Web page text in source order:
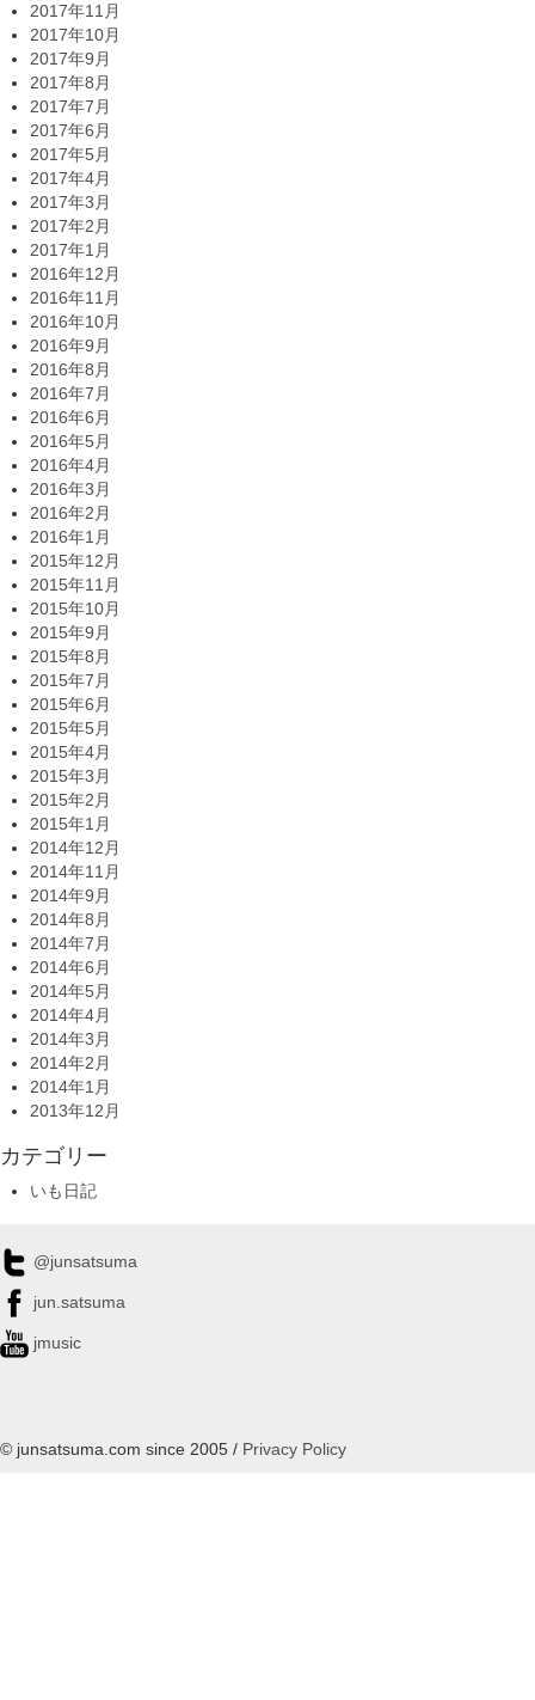
2017年11月
2017年10月
2017年9月
2017年8月
2017年7月
2017年6月
2017年5月
2017年4月
2017年3月
2017年2月
2017年1月
2016年12月
2016年11月
2016年10月
2016年9月
2016年8月
2016年7月
2016年6月
2016年5月
2016年4月
2016年3月
2016年2月
2016年1月
2015年12月
2015年11月
2015年10月
2015年9月
2015年8月
2015年7月
2015年6月
2015年5月
2015年4月
2015年3月
2015年2月
2015年1月
2014年12月
2014年11月
2014年9月
2014年8月
2014年7月
2014年6月
2014年5月
2014年4月
2014年3月
2014年2月
2014年1月
2013年12月
カテゴリー
いも日記
@junsatsuma
jun.satsuma
jmusic
© junsatsuma.com since 2005 / Privacy Policy